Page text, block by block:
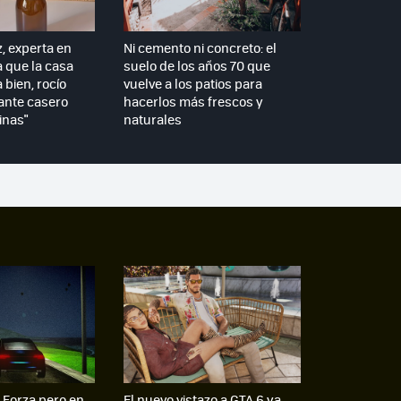
experta en
que la casa
bien, rocío
casero
Ni cemento ni concreto: el
suelo de los años 70 que
vuelve a los patios para
hacerlos más frescos y
naturales